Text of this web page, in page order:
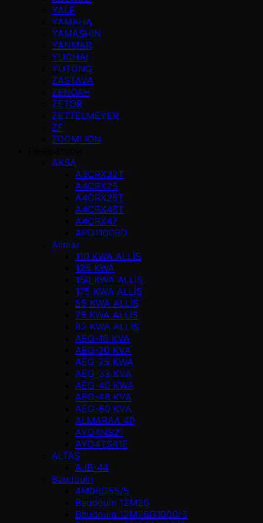
YALE
YAMAHA
YAMASHIN
YANMAR
YUCHAI
YUTONG
ZASTAVA
ZENOAH
ZETOR
ZETTELMEYER
ZF
ZOOMLION
AKSA
A3CRX32T
A4CRX25
A4CRX25T
A4CRX46T
A4CRX47
APD1100BD
Alimar
110 KWA ALLİS
125 KWA
150 KWA ALLİS
175 KWA ALLİS
55 KWA ALLİS
75 KWA ALLİS
82 KWA ALLİS
AEG-16 KVA
AEG-20 KVA
AEG-25 KWA
AEG-33 KVA
AEG-40 KWA
AEG-46 KVA
AEG-60 KVA
ALMARAA 40
AYD4NS21
AYD4TS41E
ALTAŞ
AJB-44
Baudouin
4M06G55/5
Baudouin 12M26
Baudouin 12M26G1000/5